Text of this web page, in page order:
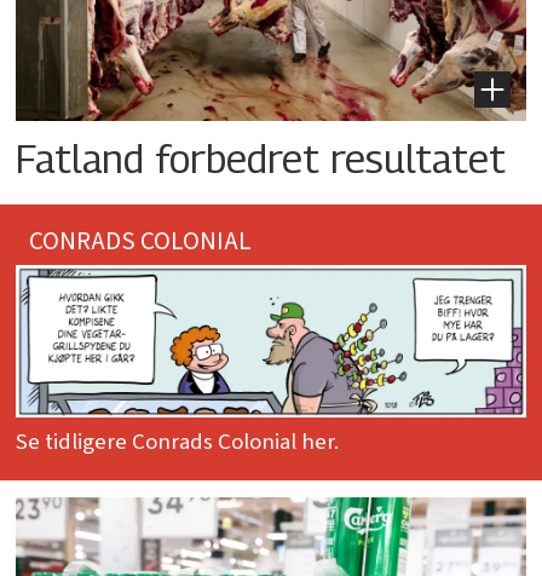
Fatland forbedret resultatet
CONRADS COLONIAL
Se tidligere Conrads Colonial her.